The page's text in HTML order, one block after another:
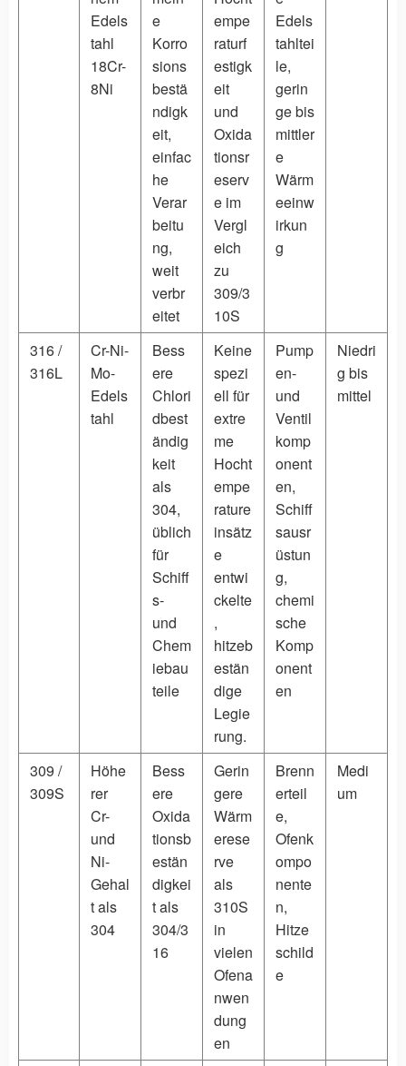
Edels
tahl
18Cr-
8Ni
e
Korro
sions
bestä
ndigk
eit,
einfac
he
Verar
beitu
ng,
weit
verbr
eitet
empe
raturf
estigk
eit
und
Oxida
tionsr
eserv
e im
Vergl
eich
zu
309/3
10S
Edels
tahltei
le,
gerin
ge bis
mittler
e
Wärm
eeinw
irkun
g
316 /
316L
Cr-Ni-
Mo-
Edels
tahl
Bess
ere
Chlori
dbest
ändig
keit
als
304,
üblich
für
Schiff
s-
und
Chem
iebau
teile
Keine
spezi
ell für
extre
me
Hocht
empe
rature
insätz
e
entwi
ckelte
,
hitzeb
estän
dige
Legie
rung.
Pump
en-
und
Ventil
komp
onent
en,
Schiff
sausr
üstun
g,
chemi
sche
Komp
onent
en
Niedri
g bis
mittel
309 /
309S
Höhe
rer
Cr-
und
Ni-
Gehal
t als
304
Bess
ere
Oxida
tionsb
estän
digkei
t als
304/3
16
Gerin
gere
Wärm
erese
rve
als
310S
in
vielen
Ofena
nwen
dung
en
Brenn
erteil
e,
Ofenk
ompo
nente
n,
Hitze
schild
e
Medi
um